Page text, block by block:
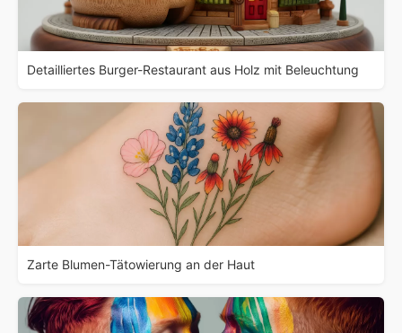
Detailliertes Burger-Restaurant aus Holz mit Beleuchtung
Zarte Blumen-Tätowierung an der Haut